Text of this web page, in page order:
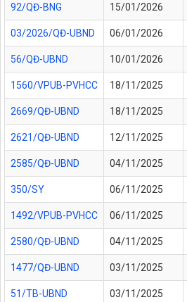
92/QĐ-BNG 15/01/2026
03/2026/QĐ-UBND 06/01/2026
56/QĐ-UBND 10/01/2026
1560/VPUB-PVHCC 18/11/2025
2669/QĐ-UBND 18/11/2025
2621/QĐ-UBND 12/11/2025
2585/QĐ-UBND 04/11/2025
350/SY 06/11/2025
1492/VPUB-PVHCC 06/11/2025
2580/QĐ-UBND 04/11/2025
1477/QĐ-UBND 03/11/2025
51/TB-UBND 03/11/2025